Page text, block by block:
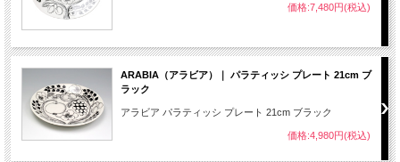
価格:7,480円(税込)
ARABIA（アラビア）｜ パラティッシ プレート 21cm ブ
ラック
アラビア パラティッシ プレート 21cm ブラック
価格:4,980円(税込)